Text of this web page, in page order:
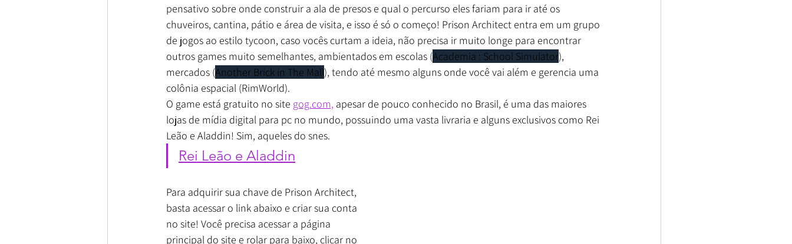
pensativo sobre onde construir a ala de presos e qual o percurso eles fariam para ir até os
chuveiros, cantina, pátio e área de visita, e isso é só o começo! Prison Architect entra em um grupo
de jogos ao estilo tycoon, caso vocês curtam a ideia, não precisa ir muito longe para encontrar
outros games muito semelhantes, ambientados em escolas (Academia : School Simulator),
mercados (Another Brick in The Mall), tendo até mesmo alguns onde você vai além e gerencia uma
colônia espacial (RimWorld).
O game está gratuito no site gog.com, apesar de pouco conhecido no Brasil, é uma das maiores
lojas de mídia digital para pc no mundo, possuindo uma vasta livraria e alguns exclusivos como Rei
Leão e Aladdin! Sim, aqueles do snes.
Rei Leão e Aladdin
Para adquirir sua chave de Prison Architect,
basta acessar o link abaixo e criar sua conta
no site! Você precisa acessar a página
principal do site e rolar para baixo, clicar no